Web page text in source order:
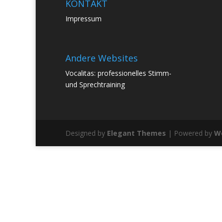
KONTAKT
Impressum
Andere Websites
Vocalitas: professionelles Stimm-
und Sprechtraining
Designed by Elegant Themes | Powered by